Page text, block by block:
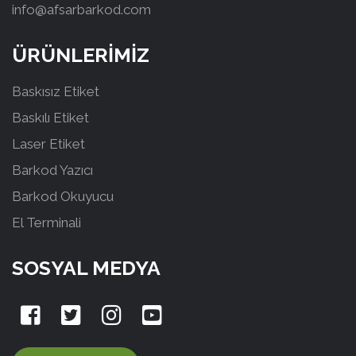
info@afsarbarkod.com
ÜRÜNLERİMİZ
Baskısız Etiket
Baskılı Etiket
Laser Etiket
Barkod Yazıcı
Barkod Okuyucu
El Terminali
SOSYAL MEDYA